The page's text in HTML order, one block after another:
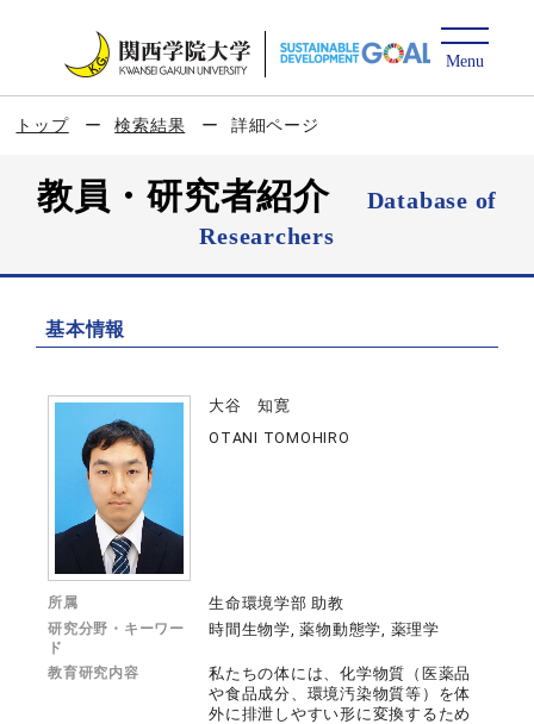
トップ 検索結果 詳細ページ
教員・研究者紹介
Database of
Researchers
基本情報
大谷 知寛
OTANI TOMOHIRO
所属 生命環境学部 助教
研究分野・キーワー
ド
時間生物学, 薬物動態学, 薬理学
教育研究内容
私たちの体には、化学物質（医薬品
や食品成分、環境汚染物質等）を体
外に排泄しやすい形に変換するため